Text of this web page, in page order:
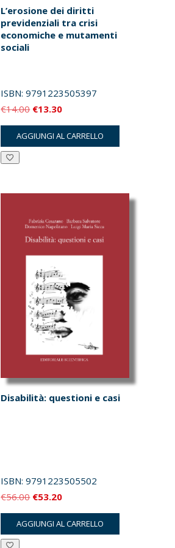
L’erosione dei diritti
previdenziali tra crisi
economiche e mutamenti
sociali
ISBN:9791223505397
€14.00 Il
prezzo
originale
€13.30Il
prezzo
attuale
AGGIUNGI AL CARRELLO
Disabilità: questioni e casi
ISBN:9791223505502
€56.00 Il
prezzo
originale
€53.20Il
prezzo
attuale
AGGIUNGI AL CARRELLO